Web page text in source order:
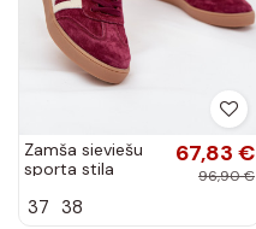
Zamša sieviešu
sporta stila
79557" bordo
67,83 €
96,90 €
37 38